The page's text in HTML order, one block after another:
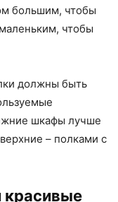
большим, чтобы
чтобы
должны быть
шкафы лучше
– полками с
красивые